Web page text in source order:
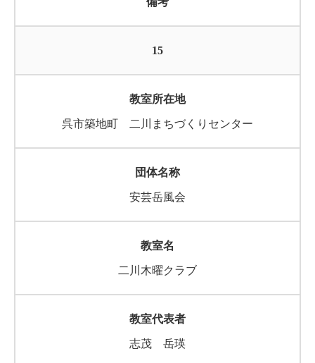
15
呉市築地町 二川まちづくりセンター
安芸岳風会
二川木曜クラブ
志茂 岳瑛